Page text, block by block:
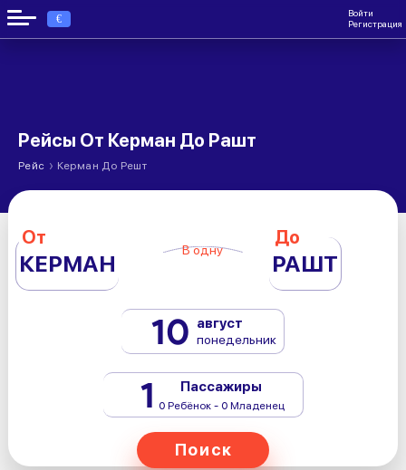
€
Войти
Регистрация
Рейсы От Керман До Рашт
Рейс › Керман До Решт
От
КЕРМАН В одну
До
РАШТ
10 август
понедельник
1 Пассажиры
0 Ребёнок - 0 Младенец
Поиск